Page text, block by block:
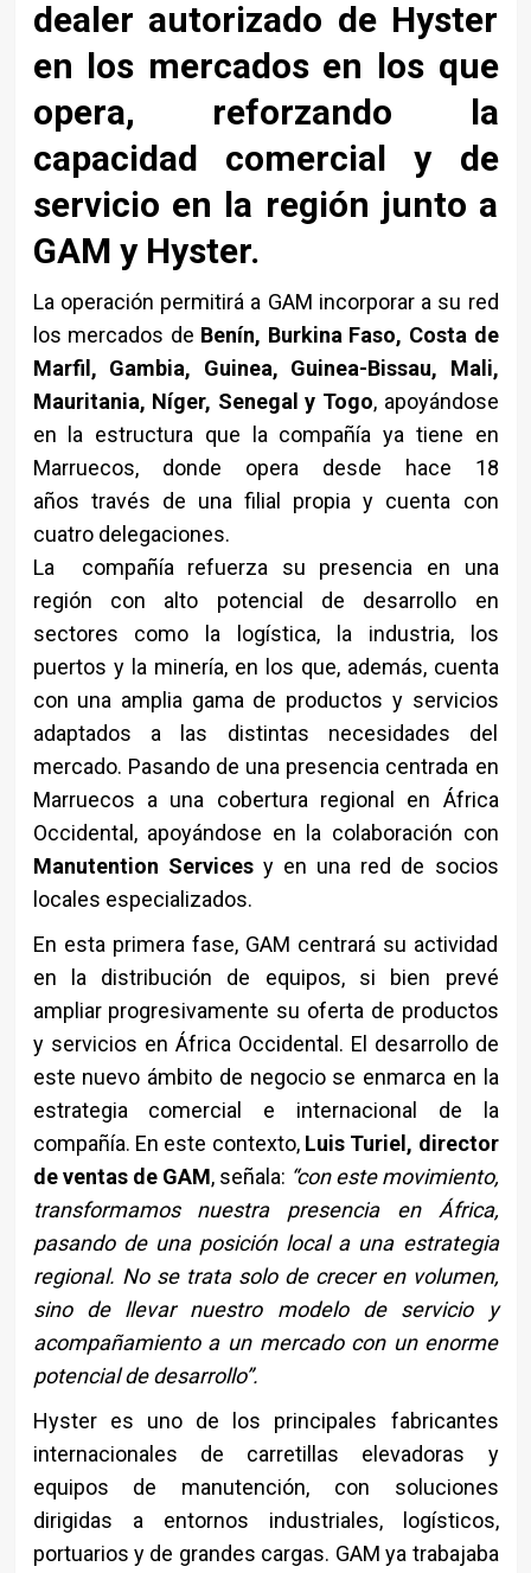
dealer autorizado de Hyster
en los mercados en los que
opera, reforzando la
capacidad comercial y de
servicio en la región junto a
GAM y Hyster.
La operación permitirá a GAM incorporar a su red
los mercados de Benín, Burkina Faso, Costa de
Marfil, Gambia, Guinea, Guinea-Bissau, Mali,
Mauritania, Níger, Senegal y Togo, apoyándose
en la estructura que la compañía ya tiene en
Marruecos, donde opera desde hace 18
años través de una filial propia y cuenta con
cuatro delegaciones.
La compañía refuerza su presencia en una
región con alto potencial de desarrollo en
sectores como la logística, la industria, los
puertos y la minería, en los que, además, cuenta
con una amplia gama de productos y servicios
adaptados a las distintas necesidades del
mercado. Pasandode una presencia centrada en
Marruecos a una cobertura regional en África
Occidental,apoyándose en la colaboración con
Manutention Servicesy en una red de socios
locales especializados.
En esta primera fase, GAM centrará su actividad
en la distribución de equipos, si bien prevé
ampliar progresivamente su oferta de productos
y servicios en África Occidental. El desarrollo de
este nuevo ámbito de negocio se enmarca en la
estrategia comercial e internacional de la
compañía. En este contexto, Luis Turiel, director
de ventas de GAM, señala: “con este movimiento,
transformamos nuestra presencia en África,
pasando de una posición local a una estrategia
regional. No se trata solo de crecer en volumen,
sino de llevar nuestro modelo de servicio y
acompañamiento a un mercado con un enorme
potencial de desarrollo”.
Hyster es uno de los principales fabricantes
internacionales de carretillas elevadoras y
equipos de manutención, con soluciones
dirigidas a entornos industriales, logísticos,
portuarios y de grandes cargas. GAM ya trabajaba